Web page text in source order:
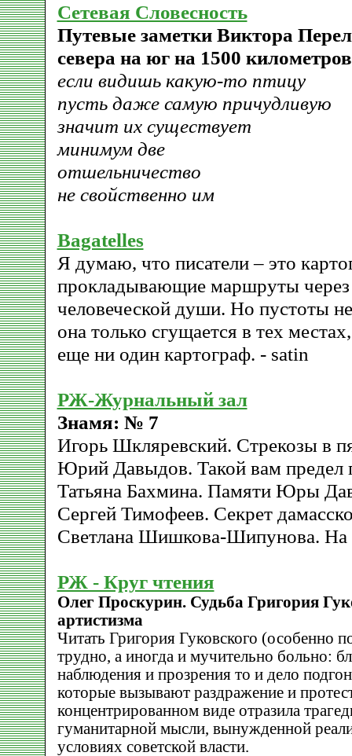
Сетевая Словесность
Путевые заметки Виктора
севера на юг на 1500
если видишь какую-то птицу
пусть даже самую причудливую
значит их существует
минимум две
отшельничество
не свойственно им
Bagatelles
Я думаю, что писатели – это
прокладывающие маршруты через
человеческой души. Но пустоты
она только сгущается в тех
еще ни один картограф. - satin
РЖ-Журнальный зал
Знамя: № 7
Игорь Шкляревский. Стрекозы в
Юрий Давыдов. Такой вам предел
Татьяна Бахмина. Памяти Юры
Сергей Тимофеев. Секрет
Светлана Шишкова-Шипунова. На
РЖ - Круг чтения
Олег Проскурин. Судьба Григория
артистизма
Читать Григория Гуковского (особенно
трудно, а иногда и мучительно больно:
наблюдения и прозрения то и дело
которые вызывают раздражение и
концентрированном виде отразила
гуманитарной мысли, вынужденной
условиях советской власти.